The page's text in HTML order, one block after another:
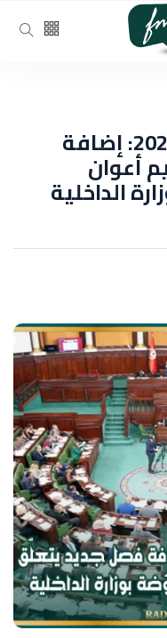
مشروع قانون المالية 2026: إضافة
أعوان
الداخلية